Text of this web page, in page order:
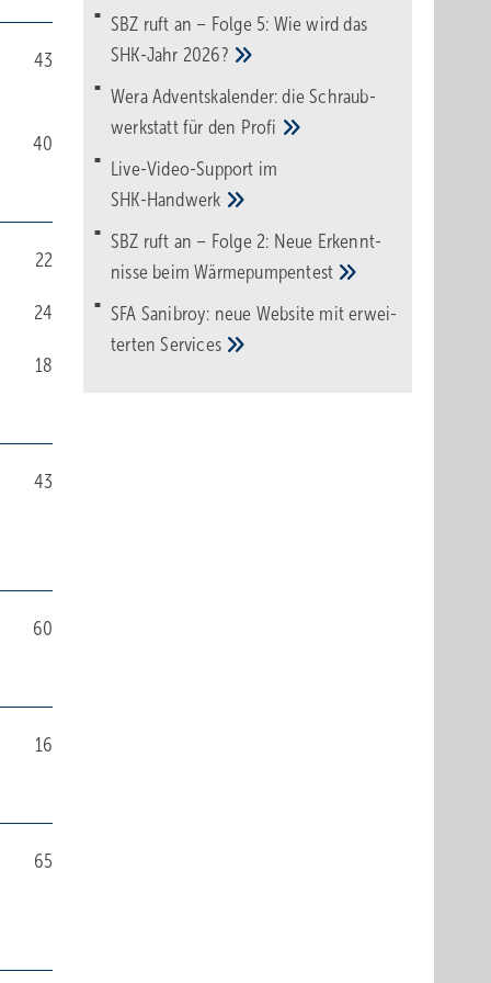
43
40
22
24
18
43
60
16
65
SBZ ruft an – Folge 5: Wie wird das
SHK-Jahr 2026?
Wera Adventskalender: die Schraub­
werk­statt für den Pro­fi
Live-Video-Support im
SHK-Handwerk
SBZ ruft an – Folge 2: Neue Erkennt­
nisse beimWärme­pumpen­test
SFA Sanibroy: neue Web­site mit erwei­
tertenServices